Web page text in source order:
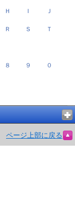
Ｈ Ｉ Ｊ
Ｒ Ｓ Ｔ
８ ９ ０
ページ上部に戻る